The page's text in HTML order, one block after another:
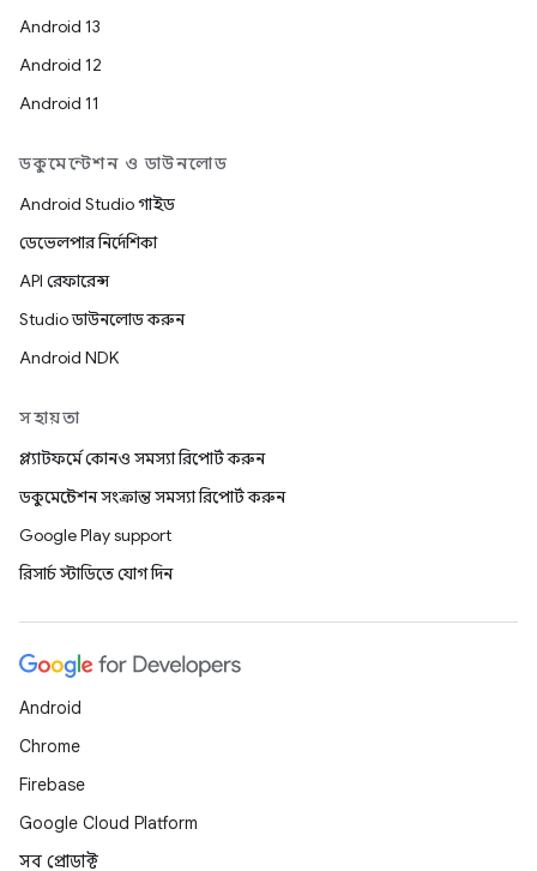
Android 13
Android 12
Android 11
ডকুমেন্টেশন ও ডাউনলোড
Android Studio গাইড
ডেভেলপার নির্দেশিকা
API রেফারেন্স
Studio ডাউনলোড করুন
Android NDK
সহায়তা
প্ল্যাটফর্মে কোনও সমস্যা রিপোর্ট করুন
ডকুমেন্টেশন সংক্রান্ত সমস্যা রিপোর্ট করুন
Google Play support
রিসার্চ স্টাডিতে যোগ দিন
Android
Chrome
Firebase
Google Cloud Platform
সব প্রোডাক্ট